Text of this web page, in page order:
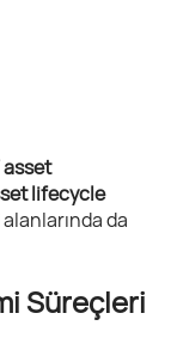
asset
lifecycle
alanlarında da
Süreçleri